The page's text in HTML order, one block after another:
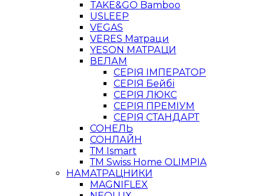
TAKE&GO Bamboo
USLEEP
VEGAS
VERES Матраци
YESON МАТРАЦИ
ВЕЛАМ
СЕРІЯ ІМПЕРАТОР
СЕРІЯ Бейбі
СЕРІЯ ЛЮКС
СЕРІЯ ПРЕМІУМ
СЕРІЯ СТАНДАРТ
СОНЕЛЬ
СОНЛАЙН
ТМ Ismart
ТМ Swiss Home OLIMPIA
НАМАТРАЦНИКИ
MAGNIFLEX